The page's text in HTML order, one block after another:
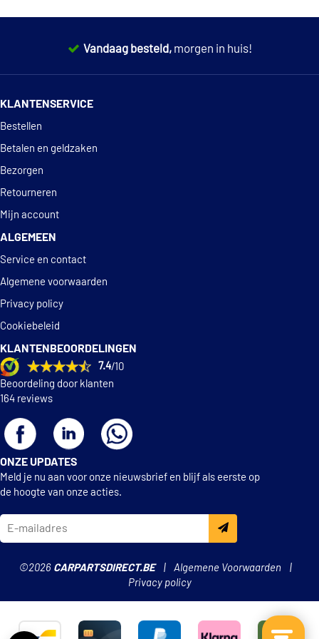
STJLR 651.5003
TOYOTA 08889-00115
TOYOTA 08889-80015
VOLVO 9437650
VOLVO 9437651
VW G 012 A8F M8
VW G 012 A8F M9
VW TL 774-F
VW/AUDI TL 774-D
Vandaag besteld, morgen in huis!
KLANTENSERVICE
Bestellen
Betalen en geldzaken
Bezorgen
Retourneren
Mijn account
ALGEMEEN
Service en contact
Algemene voorwaarden
Privacy policy
Cookiebeleid
KLANTENBEOORDELINGEN
7.4/10
Beoordeling door klanten
164 reviews
ONZE UPDATES
Meld je nu aan voor onze nieuwsbrief en blijf als eerste op
de hoogte van onze acties.
©2026 CARPARTSDIRECT.BE
Algemene Voorwaarden
Privacy policy